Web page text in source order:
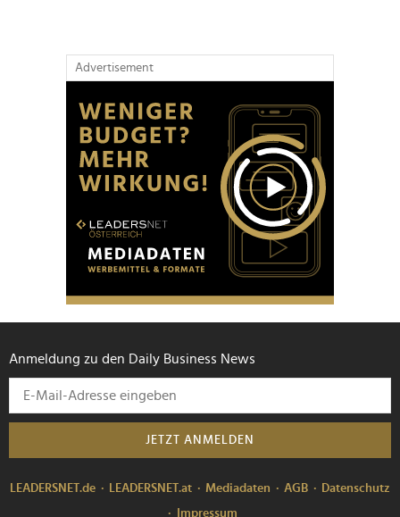
Advertisement
Anmeldung zu den Daily Business News
JETZT ANMELDEN
LEADERSNET.de LEADERSNET.at Mediadaten AGB
Datenschutz
Impressum